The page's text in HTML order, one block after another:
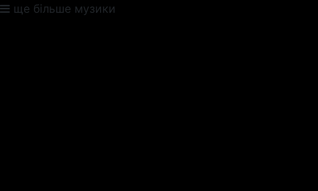
ще більше музики